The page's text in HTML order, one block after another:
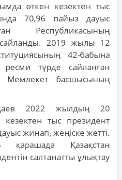
өткен кезектен тыс
70,96 пайыз дауыс
Республикасының
2019 жылы 12
42-бабына
түрде сайланған
Мемлекет басшысының
2022 жылдың 20
тыс президент
жинап, жеңіске жетті.
Қазақстан
салтанатты ұлықтау